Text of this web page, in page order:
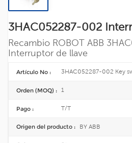
3HAC052287-002
Recambio ROBOT ABB
Interruptor de llave
Artículo No : 3HAC052287-002 Key
Orden (MOQ) : 1
Pago : T/T
Origen del producto : BY ABB